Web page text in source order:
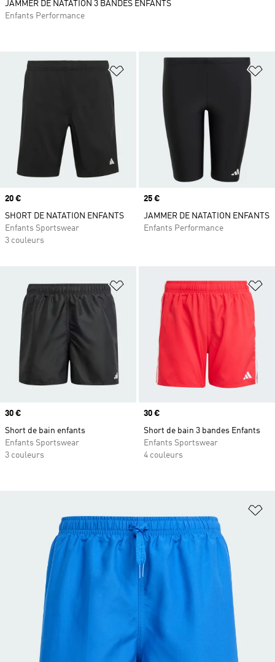
Ajouter à la Liste de produits
Prix
20 €
SHORT DE NATATION ENFANTS
Enfants Sportswear
3 couleurs
Prix
25 €
JAMMER DE NATATION ENFANTS
Enfants Performance
Ajouter à la Liste de produits
Prix
30 €
Short de bain enfants
Enfants Sportswear
3 couleurs
Prix
30 €
Short de bain 3 bandes Enfants
Enfants Sportswear
4 couleurs
JAMMER DE NATATION 3 BANDES ENFANTS
Enfants Performance